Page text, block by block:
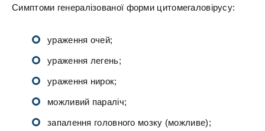
Симптоми генералізованої форми цитомегаловірусу:
ураження очей;
ураження легень;
ураження нирок;
можливий параліч;
запалення головного мозку (можливе);